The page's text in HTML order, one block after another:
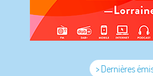
> Dernières